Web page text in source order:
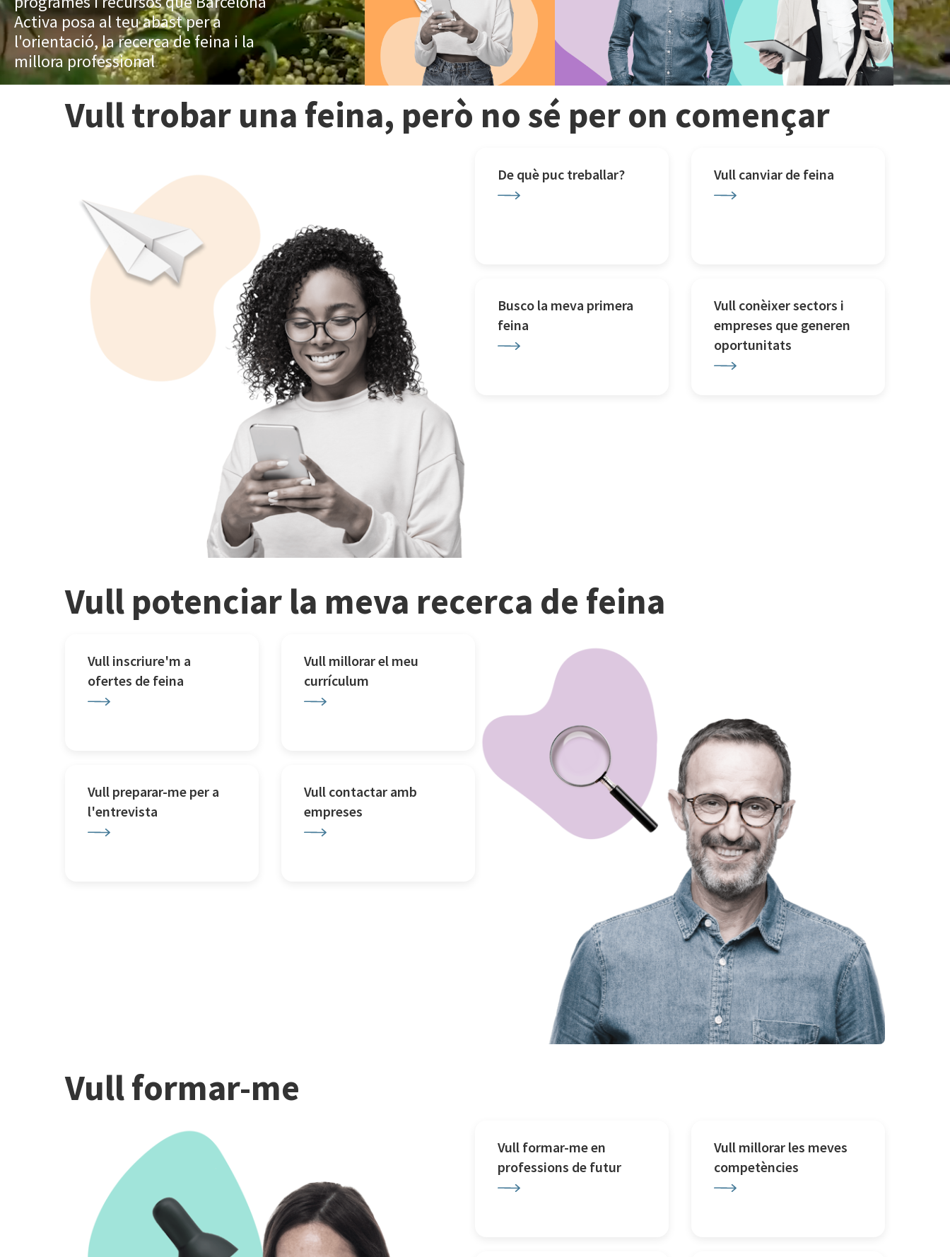
Activa posa al teu abast per a
l'orientació, la recerca de feina i la
millora professional
Vull trobar una feina, però no sé per on començar
De què puc treballar? Vull canviar de feina
Busco la meva primera
feina
Vull conèixer sectors i
empreses que generen
oportunitats
Vull potenciar la meva recerca de feina
Vull inscriure'm a
ofertes de feina
Vull millorar el meu
currículum
Vull preparar-me per a
l'entrevista
Vull contactar amb
empreses
Vull formar-me
Vull formar-me en
professions de futur
Vull millorar les meves
competències